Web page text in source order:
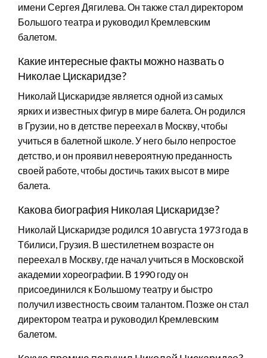
имени Сергея Дягилева. Он также стал директором
Большого театра и руководил Кремлевским
балетом.
Какие интересные факты можно назвать о
Николае Цискаридзе?
Николай Цискаридзе является одной из самых
ярких и известных фигур в мире балета. Он родился
в Грузии, но в детстве переехал в Москву, чтобы
учиться в балетной школе. У него было непростое
детство, и он проявил невероятную преданность
своей работе, чтобы достичь таких высот в мире
балета.
Какова биография Николая Цискаридзе?
Николай Цискаридзе родился 10 августа 1973 года в
Тбилиси, Грузия. В шестилетнем возрасте он
переехал в Москву, где начал учиться в Московской
академии хореографии. В 1990 году он
присоединился к Большому театру и быстро
получил известность своим талантом. Позже он стал
директором театра и руководил Кремлевским
балетом.